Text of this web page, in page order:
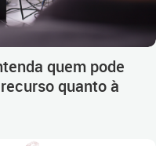
quem pode
quanto à